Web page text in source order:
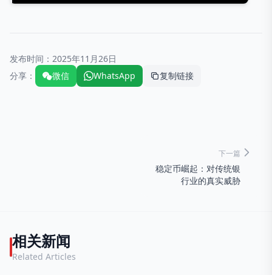
发布时间： 2025年11月26日
分享：
微信 WhatsApp 复制链接
下一篇
稳定币崛起：对传统银
行业的真实威胁
相关新闻
Related Articles